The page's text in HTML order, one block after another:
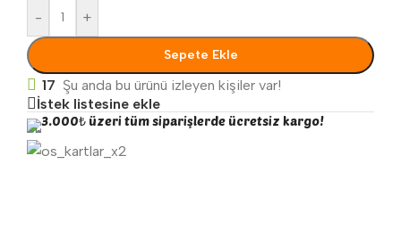
- +
Sepete Ekle
17 Şu anda bu ürünü izleyen kişiler var!
İstek listesine ekle
3.000₺ üzeri tüm siparişlerde ücretsiz kargo!